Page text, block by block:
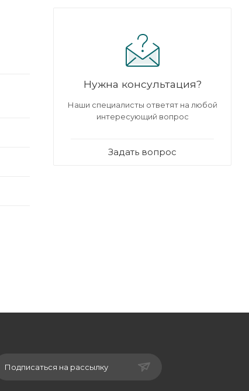
Нужна консультация?
Наши специалисты ответят на любой
интересующий вопрос
Задать вопрос
Подписаться на рассылку